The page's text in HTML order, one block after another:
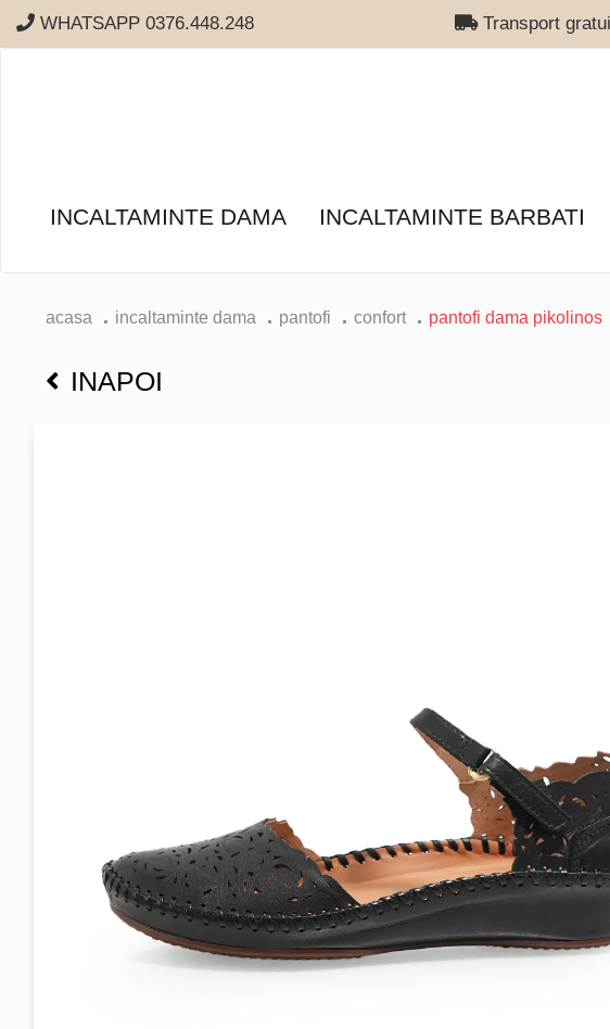
WHATSAPP 0376.448.248 Transport
INCALTAMINTE DAMA INCALTAMINTE BARBATI
acasa incaltaminte dama pantofi confort pantofi dama pikolinos
INAPOI